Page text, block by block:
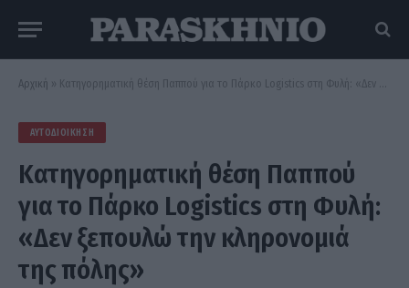
Αρχική » Κατηγορηματική θέση Παππού για το Πάρκο Logistics στη Φυλή: «Δεν ξεπουλώ την κληρονομιά της πόλης»
ΑΥΤΟΔΙΟΊΚΗΣΗ
Κατηγορηματική θέση Παππού
για το Πάρκο Logistics στη Φυλή:
«Δεν ξεπουλώ την κληρονομιά
της πόλης»